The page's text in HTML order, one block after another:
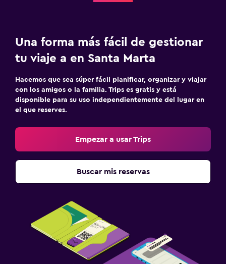
Una forma más fácil de gestionar
tu viaje a en Santa Marta
Hacemos que sea súper fácil planificar, organizar y viajar
con los amigos o la familia. Trips es gratis y está
disponible para su uso independientemente del lugar en
el que reserves.
Empezar a usar Trips
Buscar mis reservas